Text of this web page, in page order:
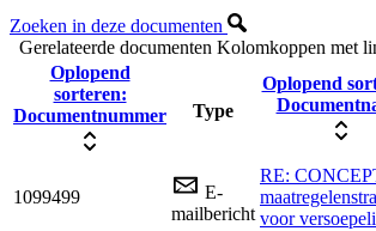
Zoeken in deze documenten
Gerelateerde documenten Kolomkoppen met
Oplopend
sorteren:
Documentnummer
Type
Oplopend
1099499
E-
mailbericht
RE:
voor